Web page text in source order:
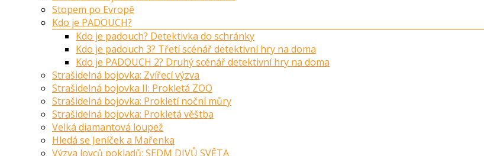
Stopem po Evropě
Kdo je PADOUCH?
Kdo je padouch? Detektivka do schránky
Kdo je padouch 3? Třetí scénář detektivní hry na doma
Kdo je PADOUCH 2? Druhý scénář detektivní hry na doma
Strašidelná bojovka: Zvířecí výzva
Strašidelná bojovka II: Prokletá ZOO
Strašidelná bojovka: Prokletí noční můry
Strašidelná bojovka: Prokletá věštba
Velká diamantová loupež
Hledá se Jeníček a Mařenka
Výzva lovců pokladů: SEDM DIVŮ SVĚTA